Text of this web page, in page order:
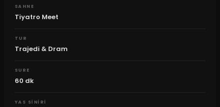
SAHNE
Tiyatro Meet
TUR
Trajedi & Dram
SURE
60 dk
YAS SINIRI